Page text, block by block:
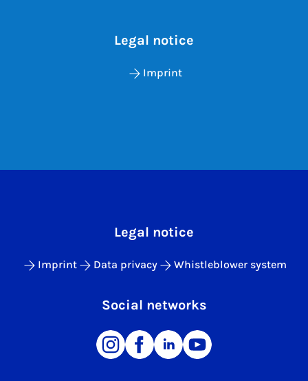
Legal notice
Imprint
Legal notice
Imprint Data privacy Whistleblower system
Social networks